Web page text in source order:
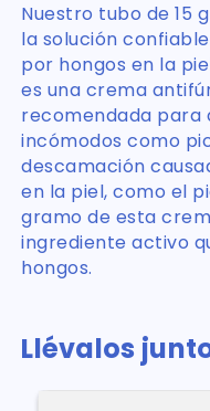
Nuestro tubo de 15
la solución
por hongos en la
es una crema
recomendada para
incómodos como
descamación
en la piel, como el
gramo de esta
ingrediente activo
hongos.
Llévalos